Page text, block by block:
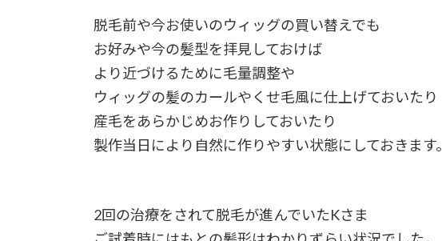
脱毛前や今お使いのウィッグの買い替えでも
お好みや今の髪型を拝見しておけば
より近づけるために毛量調整や
ウィッグの髪のカールやくせ毛風に仕上げておいたり
産毛をあらかじめお作りしておいたり
製作当日により自然に作りやすい状態にしておきます。
2回の治療をされて脱毛が進んでいたKさま